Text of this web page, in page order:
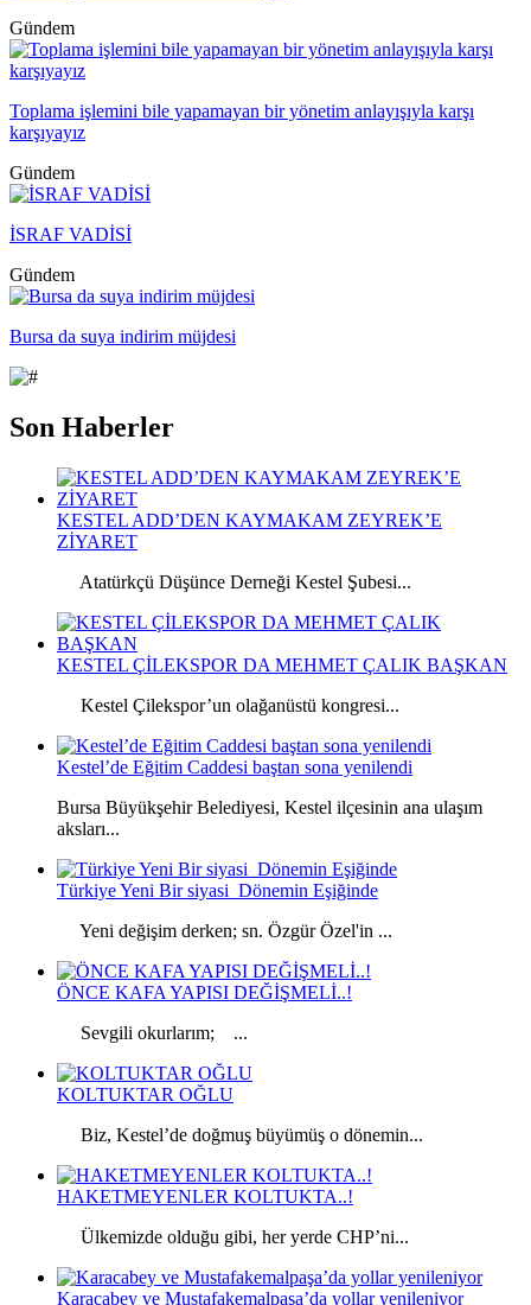
Gündem
Toplama işlemini bile yapamayan bir yönetim anlayışıyla karşı
karşıyayız
Gündem
İSRAF VADİSİ
Gündem
Bursa da suya indirim müjdesi
Son Haberler
KESTEL ADD’DEN KAYMAKAM ZEYREK’E
ZİYARET
Atatürkçü Düşünce Derneği Kestel Şubesi...
KESTEL ÇİLEKSPOR DA MEHMET ÇALIK BAŞKAN
Kestel Çilekspor’un olağanüstü kongresi...
Kestel’de Eğitim Caddesi baştan sona yenilendi
Bursa Büyükşehir Belediyesi, Kestel ilçesinin ana ulaşım
aksları...
Türkiye Yeni Bir siyasi Dönemin Eşiğinde
Yeni değişim derken; sn. Özgür Özel'in ...
ÖNCE KAFA YAPISI DEĞİŞMELİ..!
Sevgili okurlarım; ...
KOLTUKTAR OĞLU
Biz, Kestel’de doğmuş büyümüş o dönemin...
HAKETMEYENLER KOLTUKTA..!
Ülkemizde olduğu gibi, her yerde CHP’ni...
Karacabey ve Mustafakemalpaşa’da yollar yenileniyor